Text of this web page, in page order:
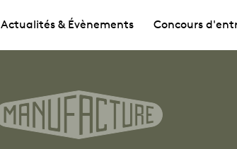
Actualités & Évènements Concours